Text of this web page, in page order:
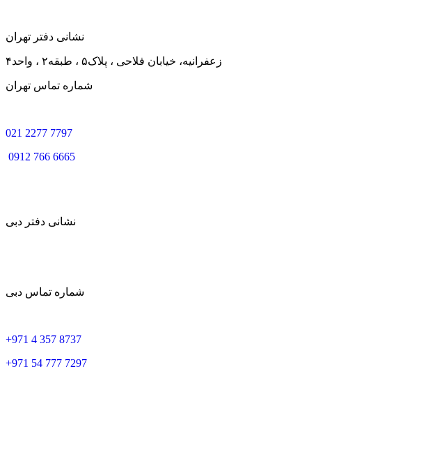
نشانی دفتر تهران
زعفرانیه، خیابان فلاحی ، پلاک۵ ، طبقه۲ ، واحد۴
شماره تماس تهران
021 2277 7797
0912 766 6665
نشانی دفتر دبی
شماره تماس دبی
+971 4 357 8737
+971 54 777 7297